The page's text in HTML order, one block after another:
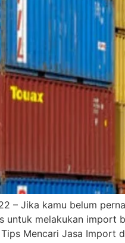
– Jika kamu belum
untuk melakukan import
Mencari Jasa Import